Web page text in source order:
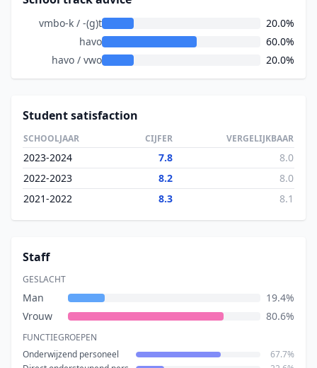
vmbo-k / -(g)t
20.0%
havo
60.0%
havo / vwo
20.0%
Student satisfaction
SCHOOLJAAR CIJFER VERGELIJKBAAR
2023-2024 7.8
8.0
2022-2023
8.2
8.0
2021-2022
8.3 8.1
Staff
GESLACHT
Man
19.4%
Vrouw
80.6%
FUNCTIEGROEPEN
Onderwijzend personeel
67.7%